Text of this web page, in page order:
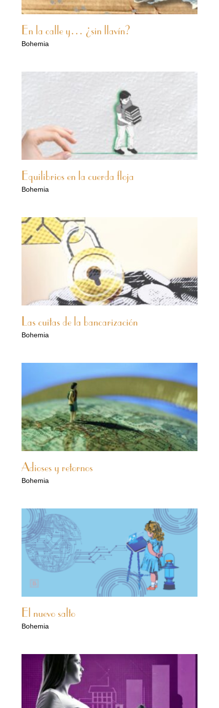
En la calle y… ¿sin llavín?
Bohemia
Equilibrios en la cuerda floja
Bohemia
Las cuitas de la bancarización
Bohemia
Adioses y retornos
Bohemia
El nuevo salto
Bohemia